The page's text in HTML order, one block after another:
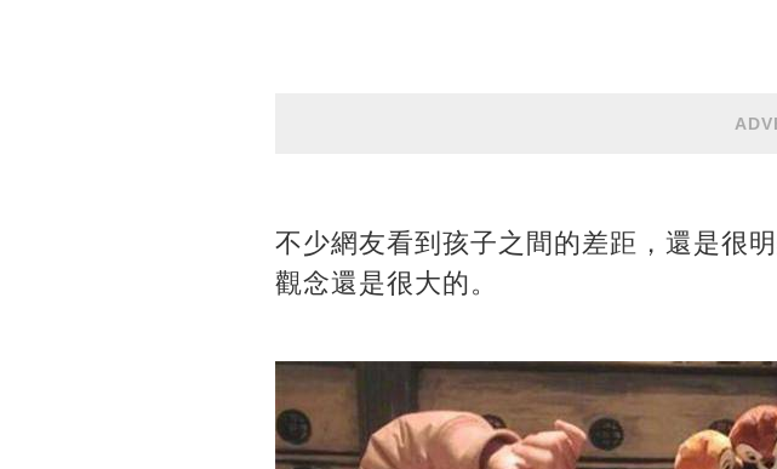
不少網友看到孩子之間的差距，還是很
觀念還是很大的。